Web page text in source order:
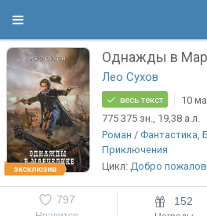
Однажды в
Лео Сухов
весь текст
10
775 375 зн., 19,38 а.л.
Роман /Фантастика,
Приключения
Цикл:Добро
797 152